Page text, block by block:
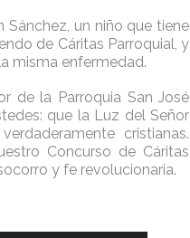
un niño que tiene
de Cáritas Parroquial, y
misma enfermedad.
de la Parroquia San José
que la Luz del Señor
cristianas.
Concurso de Cáritas
y fe revolucionaria.